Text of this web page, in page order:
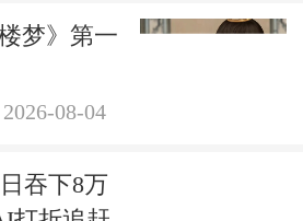
梦》第一
2026-08-04
吞下8万